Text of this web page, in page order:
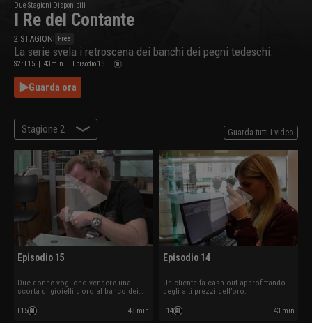
Due Stagioni Disponibili
I Re del Contante
2 STAGIONI Free
La serie svela i retroscena dei banchi dei pegni tedeschi.
S2: E15 | 43min | Episodio 15 |
Guarda ora
Stagione 2 Guarda tutti i video
Episodio 15
Due donne vogliono vendere una
scorta di gioielli d’oro al banco dei
E15 43 min
Episodio 14
Un cliente fa cash out approfittando
degli alti prezzi dell’oro.
E14 43 min